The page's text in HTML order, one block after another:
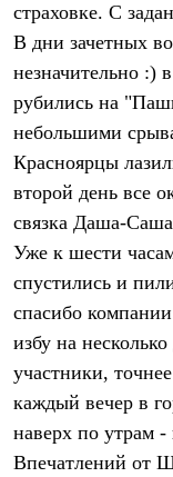
Женская одежда
Утепленная пухом
Жилеты
Утепленная
Брюки
Штормовая одежда
Софтшелл одежда
Куртки
Брюки
Лёгкая одежда
Рубашки
Футболки
Брюки
Термобелье
Среднее термобелье
Легкое термобелье
страховке. С
В дни зачетных
незначительно :)
рубились на
небольшими
Красноярцы
второй день все
связка Даша-
Уже к шести
спустились и
спасибо
избу на
участники,
каждый вечер в
наверх по утрам
Впечатлений от